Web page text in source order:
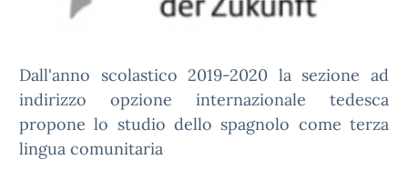
Dall'anno scolastico 2019-2020 la sezione ad
indirizzo opzione internazionale tedesca
propone lo studio dello spagnolo come terza
lingua comunitaria